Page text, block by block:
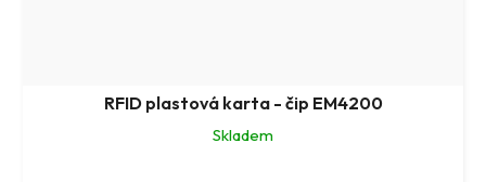
RFID plastová karta - čip EM4200
Skladem